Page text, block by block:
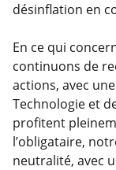
désinflation en
En ce qui
continuons de
actions, avec
Technologie et
profitent
l’obligataire,
neutralité, avec